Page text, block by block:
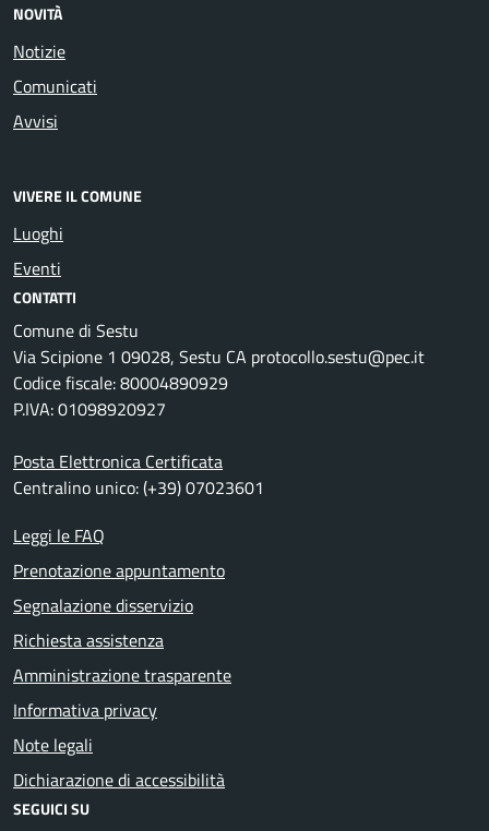
NOVITÀ
Notizie
Comunicati
Avvisi
VIVERE IL COMUNE
Luoghi
Eventi
CONTATTI
Comune di Sestu
Via Scipione 1 09028, Sestu CA protocollo.sestu@pec.it
Codice fiscale: 80004890929
P.IVA: 01098920927
Posta Elettronica Certificata
Centralino unico: (+39) 07023601
Leggi le FAQ
Prenotazione appuntamento
Segnalazione disservizio
Richiesta assistenza
Amministrazione trasparente
Informativa privacy
Note legali
Dichiarazione di accessibilità
SEGUICI SU